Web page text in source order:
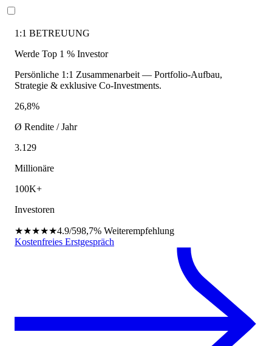
1:1 BETREUUNG
Werde Top 1 % Investor
Persönliche 1:1 Zusammenarbeit — Portfolio-Aufbau,
Strategie & exklusive Co-Investments.
26,8%
Ø Rendite / Jahr
3.129
Millionäre
100K+
Investoren
★★★★★4.9/598,7% Weiterempfehlung
Kostenfreies Erstgespräch